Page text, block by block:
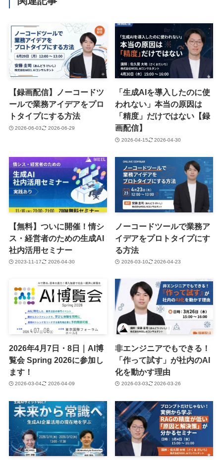
【録画配信】ノーコードツ
ールで業務アイデアをプロ
トタイプにする方法
2026-06-03 2026-06-29
「生成AIを導入したのに使
われない」本当の原因は
「精度」だけではない【録
画配信】
2026-04-15 2026-04-30
【無料】ついに開催！情シ
ス・経営者のための生成AI
社内活用セミナー
2023-11-17 2026-04-30
ノーコードツールで業務ア
イデアをプロトタイプにす
る方法
2026-03-10 2026-04-23
2026年4月7日・8日｜AI博
覧会 Spring 2026に参加し
ます！
2026-03-04 2026-04-09
非エンジニアでもできる！
「作って試す」が社内のAI
化を動かす理由
2026-03-03 2026-03-26